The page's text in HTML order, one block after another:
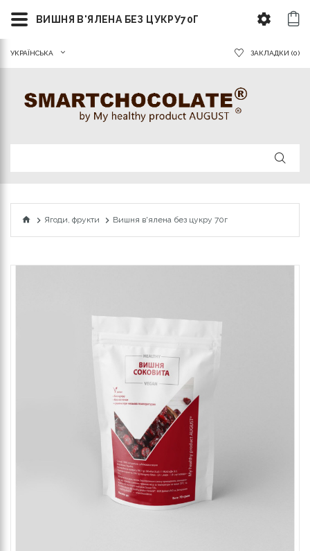
УКРАЇНСЬКА ЗАКЛАДКИ (0)
Ягоди, фрукти Вишня в'ялена без цукру 70г
ВИШНЯ В'ЯЛЕНА БЕЗ ЦУКРУ70Г